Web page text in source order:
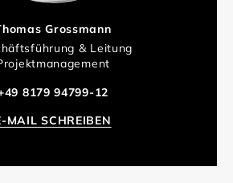
Grossmann
& Leitung
8179 94799-12
MAIL SCHREIBEN